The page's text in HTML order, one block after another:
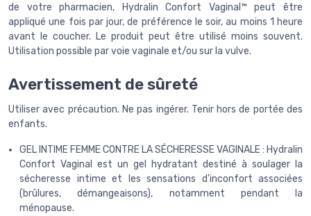
de votre pharmacien, Hydralin Confort Vaginal™ peut être
appliqué une fois par jour, de préférence le soir, au moins 1 heure
avant le coucher. Le produit peut être utilisé moins souvent.
Utilisation possible par voie vaginale et/ou sur la vulve.
Avertissement de sûreté
Utiliser avec précaution. Ne pas ingérer. Tenir hors de portée des
enfants.
GEL INTIME FEMME CONTRE LA SÉCHERESSE VAGINALE : Hydralin
Confort Vaginal est un gel hydratant destiné à soulager la
sécheresse intime et les sensations d'inconfort associées
(brûlures, démangeaisons), notamment pendant la
ménopause.